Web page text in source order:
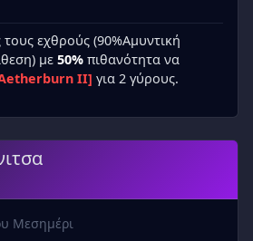
τους εχθρούς (90%Αμυντική
με 50% πιθανότητα να
II] για 2 γύρους.
Μεσημέρι